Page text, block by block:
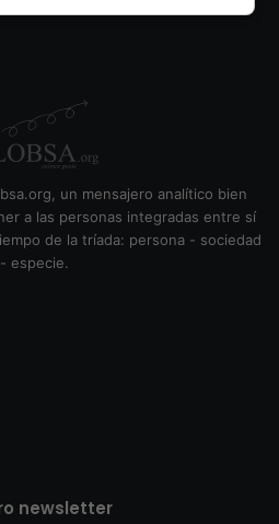
un mensajero analítico bien
a las personas integradas entre sí
de la tríada: persona - sociedad
- especie.
newsletter